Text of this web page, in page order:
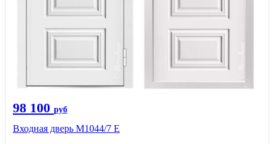
98 100 руб
Входная дверь М1044/7 Е